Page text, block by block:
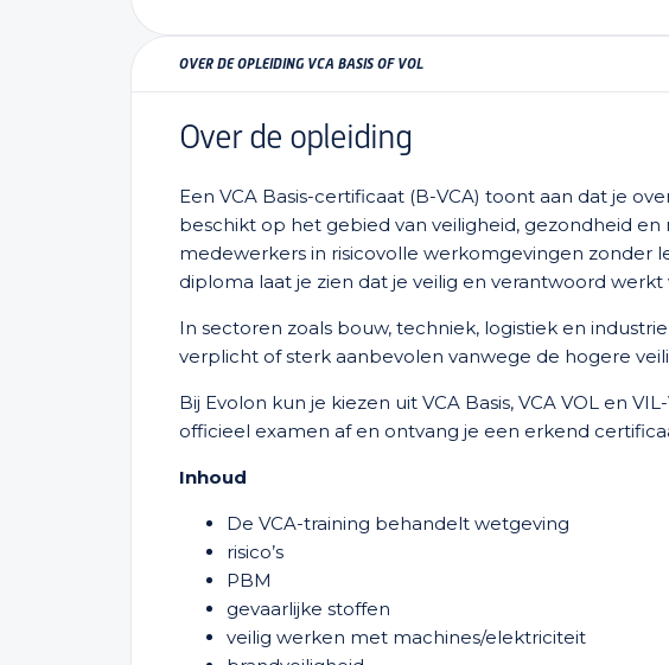
OVER DE OPLEIDING VCA BASIS OF VOL
Over de opleiding
Een VCA Basis-certificaat (B-VCA) toont aan dat je
beschikt op het gebied van veiligheid, gezondheid en
medewerkers in risicovolle werkomgevingen zonder
diploma laat je zien dat je veilig en verantwoord werkt
In sectoren zoals bouw, techniek, logistiek en
verplicht of sterk aanbevolen vanwege de hogere
Bij Evolon kun je kiezen uit VCA Basis, VCA VOL en
officieel examen af en ontvang je een erkend
Inhoud
De VCA-training behandelt wetgeving
risico’s
PBM
gevaarlijke stoffen
veilig werken met machines/elektriciteit